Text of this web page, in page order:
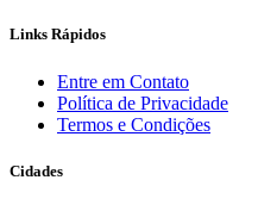
Links Rápidos
Entre em Contato
Política de Privacidade
Termos e Condições
Cidades